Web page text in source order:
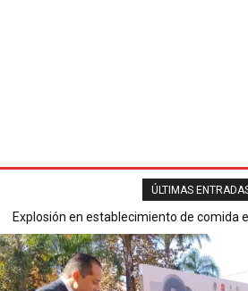
ÚLTIMAS
Explosión en establecimiento de comida
mortales y varios
Secretaría de Seguridad Pública
del Buen Fin